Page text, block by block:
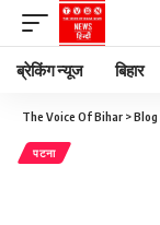
ब्रेकिंग न्यूज बिहार
The Voice Of Bihar >Blog
पटना